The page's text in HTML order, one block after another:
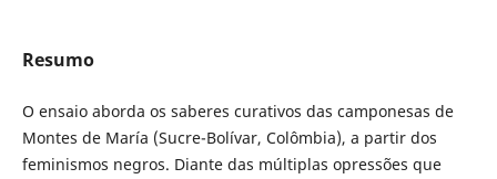
Resumo
O ensaio aborda os saberes curativos das camponesas de
Montes de María (Sucre-Bolívar, Colômbia), a partir dos
feminismos negros. Diante das múltiplas opressões que